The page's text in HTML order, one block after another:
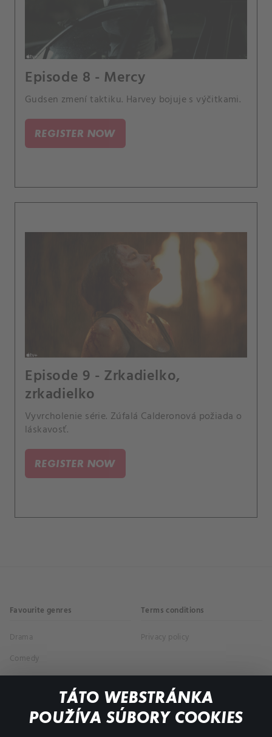
TÁTO WEBSTRÁNKA
POUŽÍVA SÚBORY COOKIES
Episode 8 - Mercy
Gudsen zmení taktiku. Harvey bojuje s výčitkami.
REGISTER NOW
Episode 9 - Zrkadielko,
zrkadielko
Vyvrcholenie série. Zúfalá Calderonová požiada o
láskavosť.
REGISTER NOW
Favourite genres
Drama
Comedy
Terms conditions
Privacy policy